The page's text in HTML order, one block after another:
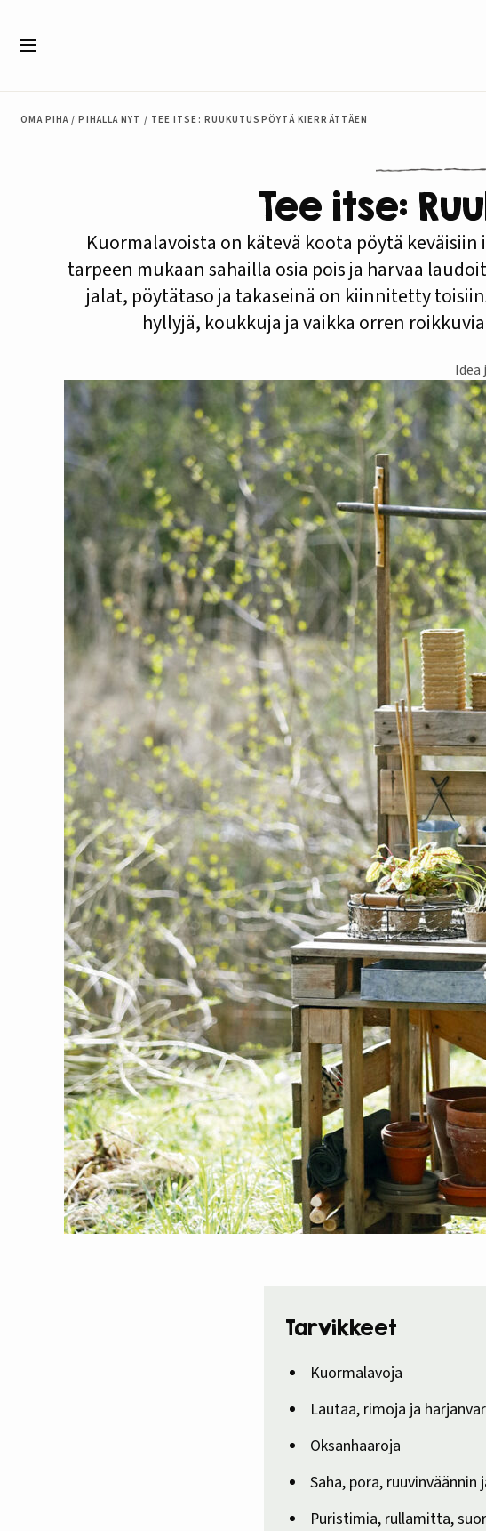
OMA PIHA / PIHALLA NYT / TEE ITSE: RUUKUTUSPÖYTÄ KIERRÄTTÄEN
Tee itse:
Kuormalavoista on kätevä koota pöytä
tarpeen mukaan sahailla osia pois ja harvaa
jalat, pöytätaso ja takaseinä on kiinnitetty
hyllyjä, koukkuja ja vaikka orren
Idea
Tarvikkeet
Kuormalavoja
Lautaa, rimoja ja
Oksanhaaroja
Saha, pora, ruuvinväännin
Puristimia, rullamitta,